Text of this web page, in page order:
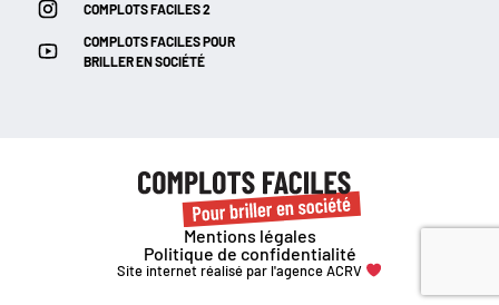
COMPLOTS FACILES 2
COMPLOTS FACILES POUR
BRILLER EN SOCIÉTÉ
Site internet réalisé par l'agence ACRV
Mentions légales
Politique de confidentialité